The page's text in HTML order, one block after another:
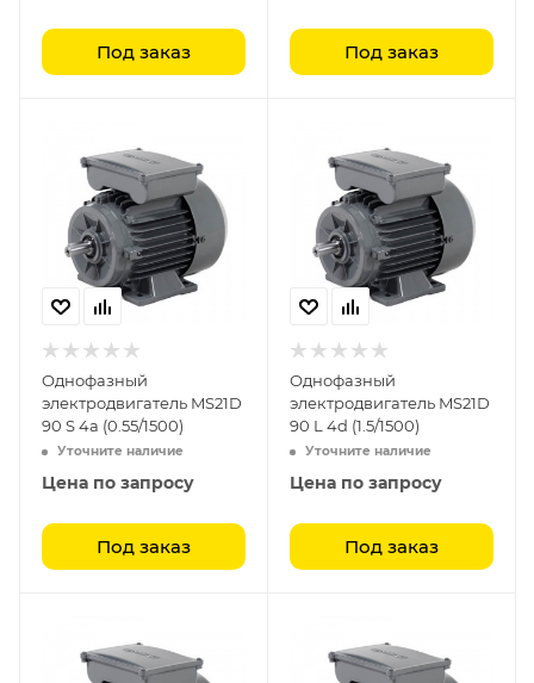
Под заказ Под заказ
Однофазный
электродвигатель MS21D
90 S 4a (0.55/1500)
Уточните наличие
Цена по запросу
Под заказ
Однофазный
электродвигатель MS21D
90 L 4d (1.5/1500)
Уточните наличие
Цена по запросу
Под заказ